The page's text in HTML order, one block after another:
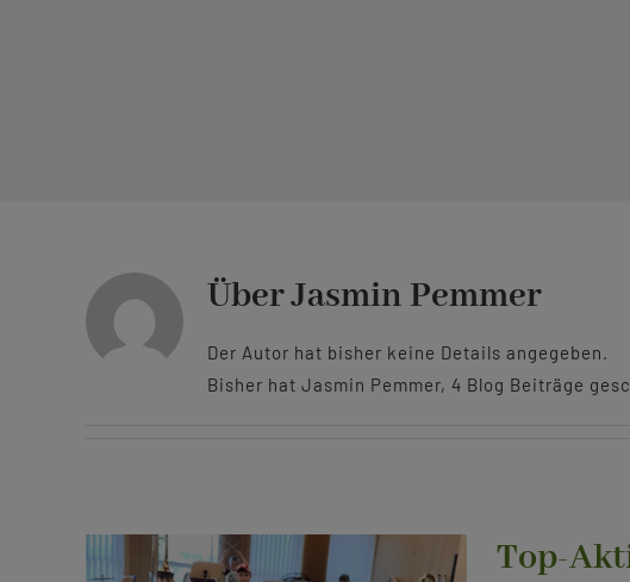
ÜberJasmin Pemmer
Der Autor hat bisher keine Details angegeben.
Bisher hat Jasmin Pemmer, 4 Blog Beiträge
Top-